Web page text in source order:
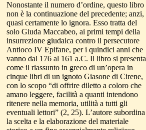
Nonostante il numero d’ordine, questo libro
non è la continuazione del precedente; anzi,
quasi certamente lo ignora. Esso tratta del
solo Giuda Maccabeo, ai primi tempi della
insurrezione giudaica contro il persecutore
Antioco IV Epifane, per i quindici anni che
vanno dal 176 al 161 a.C. Il libro si presenta
come il riassunto in greco di un’opera in
cinque libri di un ignoto Giasone di Cirene,
con lo scopo “di offrire diletto a coloro che
amano leggere, facilità a quanti intendono
ritenere nella memoria, utilità a tutti gli
eventuali lettori” (2, 25). L’autore subordina
la scelta e la elaborazione del materiale